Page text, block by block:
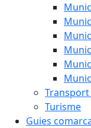
Turisme
Guies